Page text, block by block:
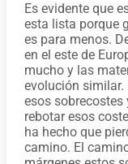
Es evidente que
esta lista porque
es para menos.
en el este de
mucho y las
evolución similar.
esos sobrecostes
rebotar esos
ha hecho que
camino. El